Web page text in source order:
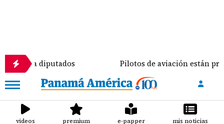
Pilotos de aviación están preparados
videos premium e-papper mis noticias